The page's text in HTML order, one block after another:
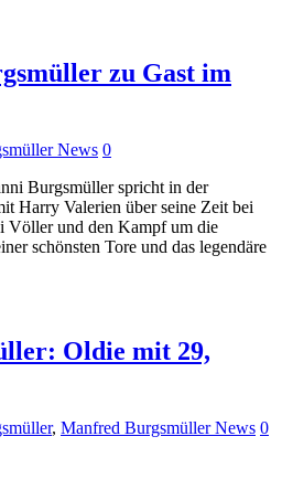
zu Gast im
News 0
Burgsmüller spricht in der
Harry Valerien über seine Zeit bei
Völler und den Kampf um die
schönsten Tore und das legendäre
Oldie mit 29,
, Manfred Burgsmüller News 0